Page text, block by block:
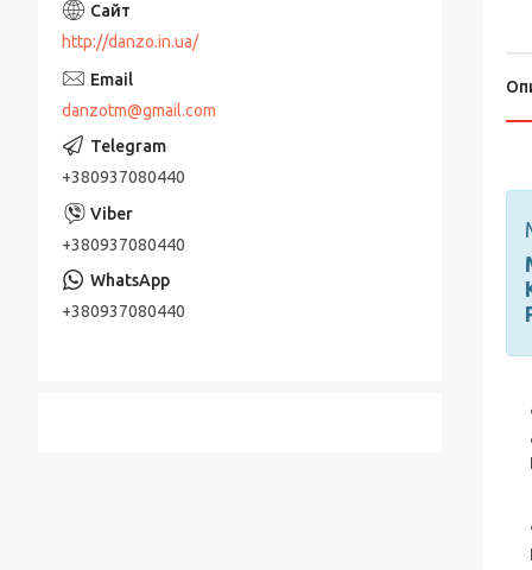
http://danzo.in.ua/
danzotm@gmail.com
+380937080440
+380937080440
+380937080440